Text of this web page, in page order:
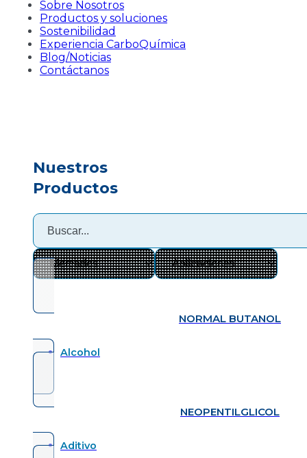
Sobre Nosotros
Productos y soluciones
Sostenibilidad
Experiencia CarboQuímica
Blog/Noticias
Contáctanos
Nuestros
Productos
NORMAL BUTANOL
Alcohol
NEOPENTILGLICOL
Aditivo